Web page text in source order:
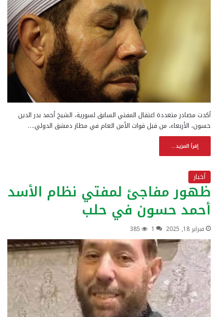
أكدت مصادر متعددة اعتقال المفتي السابق لسورية، الشيخ أحمد بدر الدين
حسون، الأربعاء، من قبل قوات الأمن العام في مطار دمشق الدولي.…
إقرأ المزيد...
أخبار
ظهور مفاجئ لمفتي نظام الأسد
أحمد حسون في حلب
فبراير 18, 2025 1
385